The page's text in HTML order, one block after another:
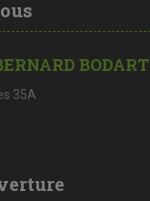
BODART
35A